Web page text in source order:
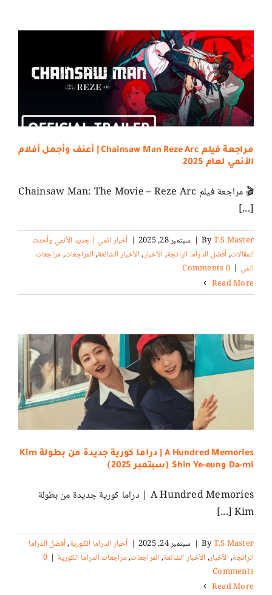
مراجعة فيلم Chainsaw Man Reze Arc | أعنف وأجمل أفلام
الأنمي لعام 2025
🎬 مراجعة فيلم Chainsaw Man: The Movie – Reze Arc
[...]
ByT.S Master
| سبتمبر 28, 2025 | أخبار انمي | جديد الأنمي وأحدث
المقالات,أفضل الدراما الرائجة,الأخبار,الأخبار الشائعة,المراجعات,مراجعات
انمي |
0 Comments
Read More
A Hundred Memories | دراما كورية جديدة من بطولة Kim
Da-mi وShin Ye-eun (سبتمبر 2025)
A Hundred Memories | دراما كورية جديدة من بطولة
Kim [...]
ByT.S Master
| سبتمبر 24, 2025 | أخبار الدراما الكورية,أفضل الدراما
الرائجة,الأخبار,الأخبار الشائعة,المراجعات,مراجعات الدراما الكورية |
0
Comments
Read More